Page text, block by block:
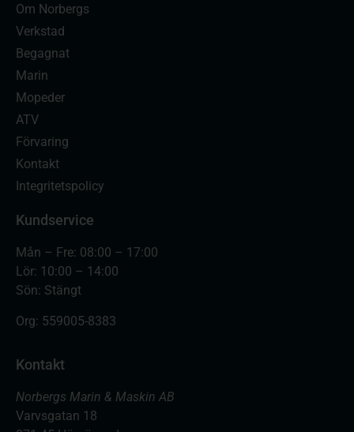
Om Norbergs
Verkstad
Begagnat
Marin
Mopeder
ATV
Förvaring
Kontakt
Integritetspolicy
Kundservice
Mån – Fre: 08:00 – 17:00
Lör: 10:00 – 14:00
Sön: Stängt
Org: 559005-8383
Kontakt
Norbergs Marin & Maskin AB
Varvsgatan 18